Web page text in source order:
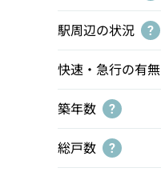
駅周辺の状況 ?
快速・急行の有無
築年数 ?
総戸数 ?